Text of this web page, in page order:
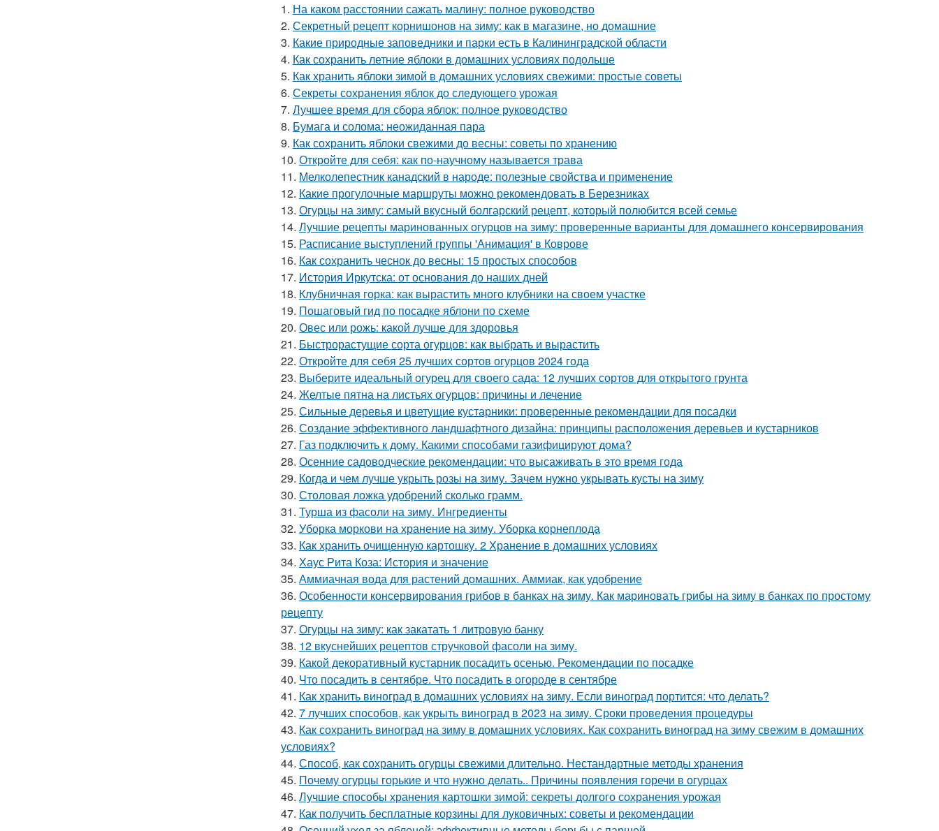
1. На каком расстоянии сажать малину: полное руководство
2. Секретный рецепт корнишонов на зиму: как в магазине, но домашние
3. Какие природные заповедники и парки есть в Калининградской области
4. Как сохранить летние яблоки в домашних условиях подольше
5. Как хранить яблоки зимой в домашних условиях свежими: простые советы
6. Секреты сохранения яблок до следующего урожая
7. Лучшее время для сбора яблок: полное руководство
8. Бумага и солома: неожиданная пара
9. Как сохранить яблоки свежими до весны: советы по хранению
10. Откройте для себя: как по-научному называется трава
11. Мелколепестник канадский в народе: полезные свойства и применение
12. Какие прогулочные маршруты можно рекомендовать в Березниках
13. Огурцы на зиму: самый вкусный болгарский рецепт, который полюбится всей семье
14. Лучшие рецепты маринованных огурцов на зиму: проверенные варианты для домашнего консервирования
15. Расписание выступлений группы 'Анимация' в Коврове
16. Как сохранить чеснок до весны: 15 простых способов
17. История Иркутска: от основания до наших дней
18. Клубничная горка: как вырастить много клубники на своем участке
19. Пошаговый гид по посадке яблони по схеме
20. Овес или рожь: какой лучше для здоровья
21. Быстрорастущие сорта огурцов: как выбрать и вырастить
22. Откройте для себя 25 лучших сортов огурцов 2024 года
23. Выберите идеальный огурец для своего сада: 12 лучших сортов для открытого грунта
24. Желтые пятна на листьях огурцов: причины и лечение
25. Сильные деревья и цветущие кустарники: проверенные рекомендации для посадки
26. Создание эффективного ландшафтного дизайна: принципы расположения деревьев и кустарников
27. Газ подключить к дому. Какими способами газифицируют дома?
28. Осенние садоводческие рекомендации: что высаживать в это время года
29. Когда и чем лучше укрыть розы на зиму. Зачем нужно укрывать кусты на зиму
30. Столовая ложка удобрений сколько грамм.
31. Турша из фасоли на зиму. Ингредиенты
32. Уборка моркови на хранение на зиму. Уборка корнеплода
33. Как хранить очищенную картошку. 2 Хранение в домашних условиях
34. Хаус Рита Коза: История и значение
35. Аммиачная вода для растений домашних. Аммиак, как удобрение
36. Особенности консервирования грибов в банках на зиму. Как мариновать грибы на зиму в банках по простому
рецепту
37. Огурцы на зиму: как закатать 1 литровую банку
38. 12 вкуснейших рецептов стручковой фасоли на зиму.
39. Какой декоративный кустарник посадить осенью. Рекомендации по посадке
40. Что посадить в сентябре. Что посадить в огороде в сентябре
41. Как хранить виноград в домашних условиях на зиму. Если виноград портится: что делать?
42. 7 лучших способов, как укрыть виноград в 2023 на зиму. Сроки проведения процедуры
43. Как сохранить виноград на зиму в домашних условиях. Как сохранить виноград на зиму свежим в домашних
условиях?
44. Способ, как сохранить огурцы свежими длительно. Нестандартные методы хранения
45. Почему огурцы горькие и что нужно делать.. Причины появления горечи в огурцах
46. Лучшие способы хранения картошки зимой: секреты долгого сохранения урожая
47. Как получить бесплатные корзины для луковичных: советы и рекомендации